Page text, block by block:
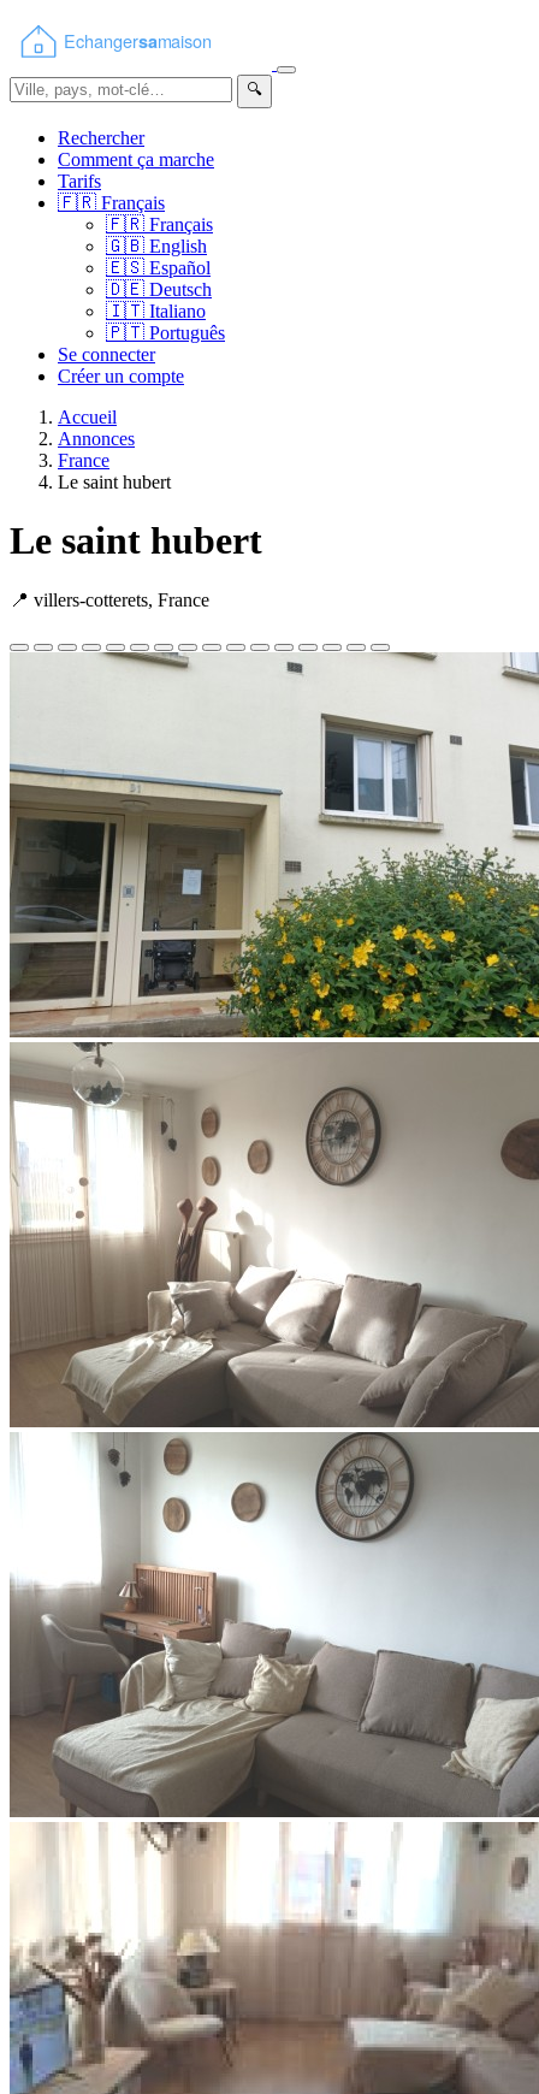
🔍
Rechercher
Comment ça marche
Tarifs
🇫🇷 Français
🇫🇷 Français
🇬🇧 English
🇪🇸 Español
🇩🇪 Deutsch
🇮🇹 Italiano
🇵🇹 Português
Se connecter
Créer un compte
Accueil
Annonces
France
Le saint hubert
Le saint hubert
📍 villers-cotterets, France